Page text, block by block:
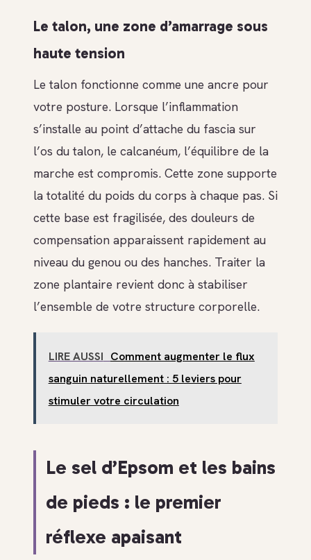
Le talon, une zone d’amarrage sous
haute tension
Le talon fonctionne comme une ancre pour
votre posture. Lorsque l’inflammation
s’installe au point d’attache du fascia sur
l’os du talon, le calcanéum, l’équilibre de la
marche est compromis. Cette zone supporte
la totalité du poids du corps à chaque pas. Si
cette base est fragilisée, des douleurs de
compensation apparaissent rapidement au
niveau du genou ou des hanches. Traiter la
zone plantaire revient donc à stabiliser
l’ensemble de votre structure corporelle.
LIRE AUSSI Comment augmenter le flux
sanguin naturellement : 5 leviers pour
stimuler votre circulation
Le sel d’Epsom et les bains
de pieds : le premier
réflexe apaisant